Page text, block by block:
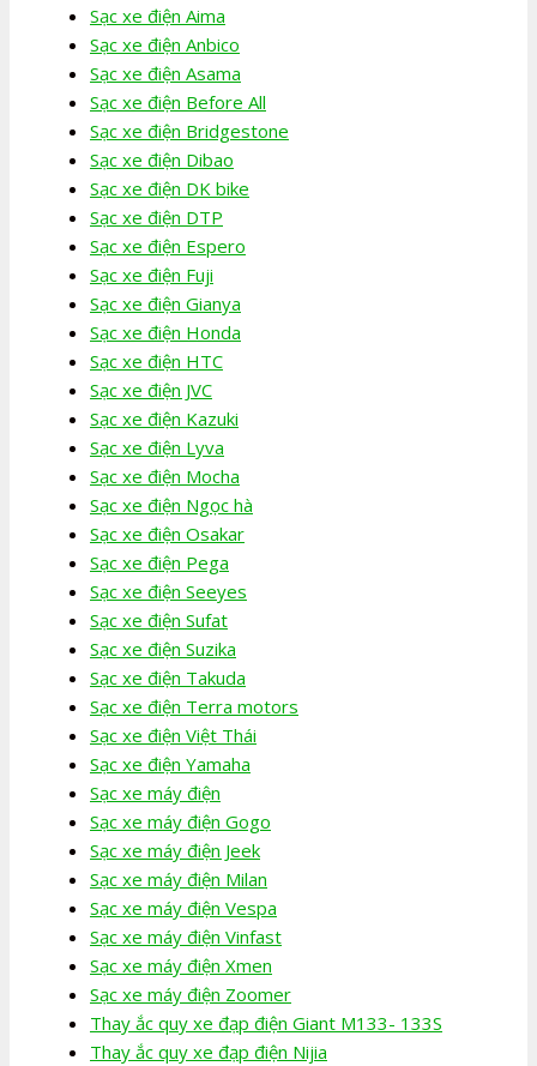
Sạc xe điện Aima
Sạc xe điện Anbico
Sạc xe điện Asama
Sạc xe điện Before All
Sạc xe điện Bridgestone
Sạc xe điện Dibao
Sạc xe điện DK bike
Sạc xe điện DTP
Sạc xe điện Espero
Sạc xe điện Fuji
Sạc xe điện Gianya
Sạc xe điện Honda
Sạc xe điện HTC
Sạc xe điện JVC
Sạc xe điện Kazuki
Sạc xe điện Lyva
Sạc xe điện Mocha
Sạc xe điện Ngọc hà
Sạc xe điện Osakar
Sạc xe điện Pega
Sạc xe điện Seeyes
Sạc xe điện Sufat
Sạc xe điện Suzika
Sạc xe điện Takuda
Sạc xe điện Terra motors
Sạc xe điện Việt Thái
Sạc xe điện Yamaha
Sạc xe máy điện
Sạc xe máy điện Gogo
Sạc xe máy điện Jeek
Sạc xe máy điện Milan
Sạc xe máy điện Vespa
Sạc xe máy điện Vinfast
Sạc xe máy điện Xmen
Sạc xe máy điện Zoomer
Thay ắc quy xe đạp điện Giant M133- 133S
Thay ắc quy xe đạp điện Nijia